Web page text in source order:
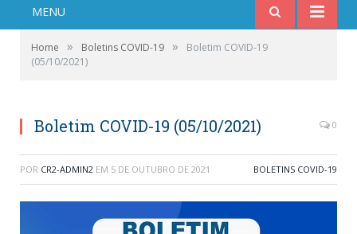
MENU
Home » Boletins COVID-19 »
Boletim COVID-19
(05/10/2021)
Boletim COVID-19 (05/10/2021) 0
POR CR2-ADMIN2 EM 5 DE OUTUBRO DE 2021 BOLETINS COVID-19